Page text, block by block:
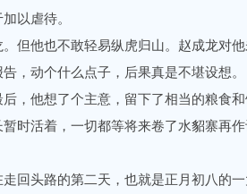
以虐待。
他也不敢轻易纵虎归山。赵成龙对他
，动个什么点子，后果真是不堪设想。
他想了个主意，留下了相当的粮食和
时活着，一切都等将来卷了水貂寨再
头路的第二天，也就是正月初八的一